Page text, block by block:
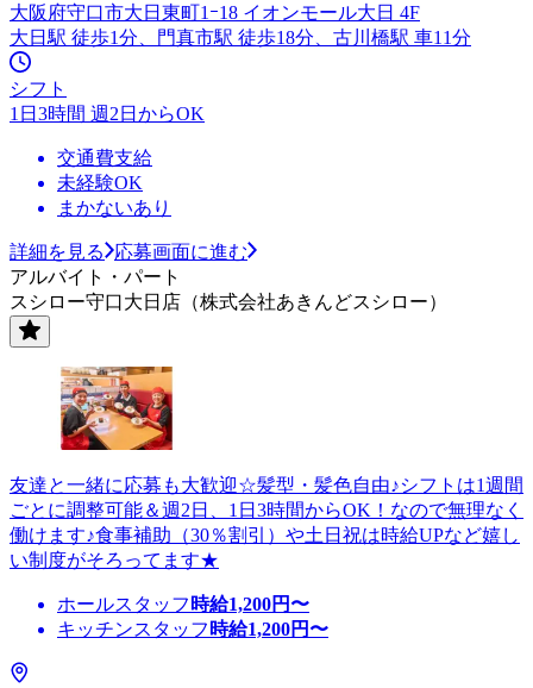
大阪府守口市大日東町1ｰ18 イオンモール大日 4F
大日駅 徒歩1分、門真市駅 徒歩18分、古川橋駅 車11分
シフト
1日3時間 週2日からOK
交通費支給
未経験OK
まかないあり
詳細を見る
応募画面に進む
アルバイト・パート
スシロー守口大日店（株式会社あきんどスシロー）
友達と一緒に応募も大歓迎☆髪型・髪色自由♪シフトは1週間
ごとに調整可能＆週2日、1日3時間からOK！なので無理なく
働けます♪食事補助（30％割引）や土日祝は時給UPなど嬉し
い制度がそろってます★
ホールスタッフ 時給1,200円〜
キッチンスタッフ 時給1,200円〜